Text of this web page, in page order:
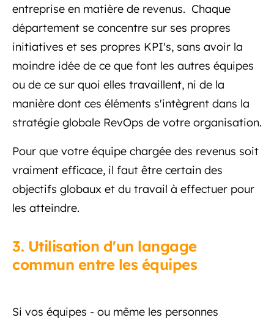
entreprise en matière de revenus. Chaque
département se concentre sur ses propres
initiatives et ses propres KPI's, sans avoir la
moindre idée de ce que font les autres équipes
ou de ce sur quoi elles travaillent, ni de la
manière dont ces éléments s'intègrent dans la
stratégie globale RevOps de votre organisation.
Pour que votre équipe chargée des revenus soit
vraiment efficace, il faut être certain des
objectifs globaux et du travail à effectuer pour
les atteindre.
3. Utilisation d'un langage
commun entre les équipes
Si vos équipes - ou même les personnes